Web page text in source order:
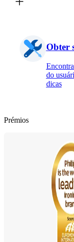
Obter
do
dicas
Prémios